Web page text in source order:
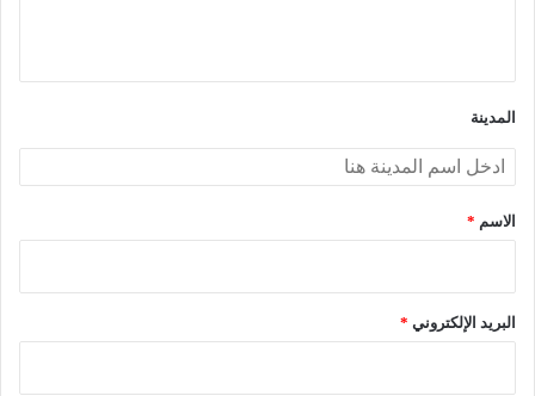
المدينة
الاسم *
البريد الإلكتروني *